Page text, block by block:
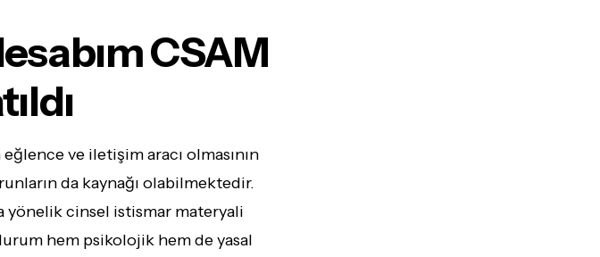
CSAM
ve iletişim aracı olmasının
da kaynağı olabilmektedir.
yönelik cinsel istismar materyali
hem psikolojik hem de yasal